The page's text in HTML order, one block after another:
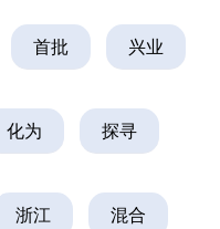
首批 兴业
化为 探寻
浙江 混合